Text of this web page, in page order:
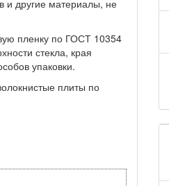
другие материалы, не
пленку по ГОСТ 10354
стекла, края
упаковки.
плиты по